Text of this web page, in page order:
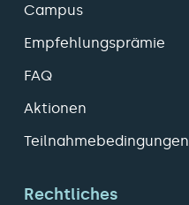
Campus
Empfehlungsprämie
FAQ
Aktionen
Teilnahmebedingungen
Rechtliches